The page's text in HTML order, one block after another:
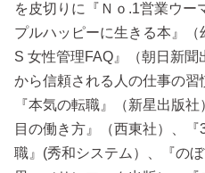
を皮切りに『Ｎｏ.1営業ウー
プルハッピーに生きる本』
S 女性管理FAQ』（朝日新
から信頼される人の仕事の習
『本気の転職』（新星出版
目の働き方』（西東社）、
職』(秀和システム）、『の